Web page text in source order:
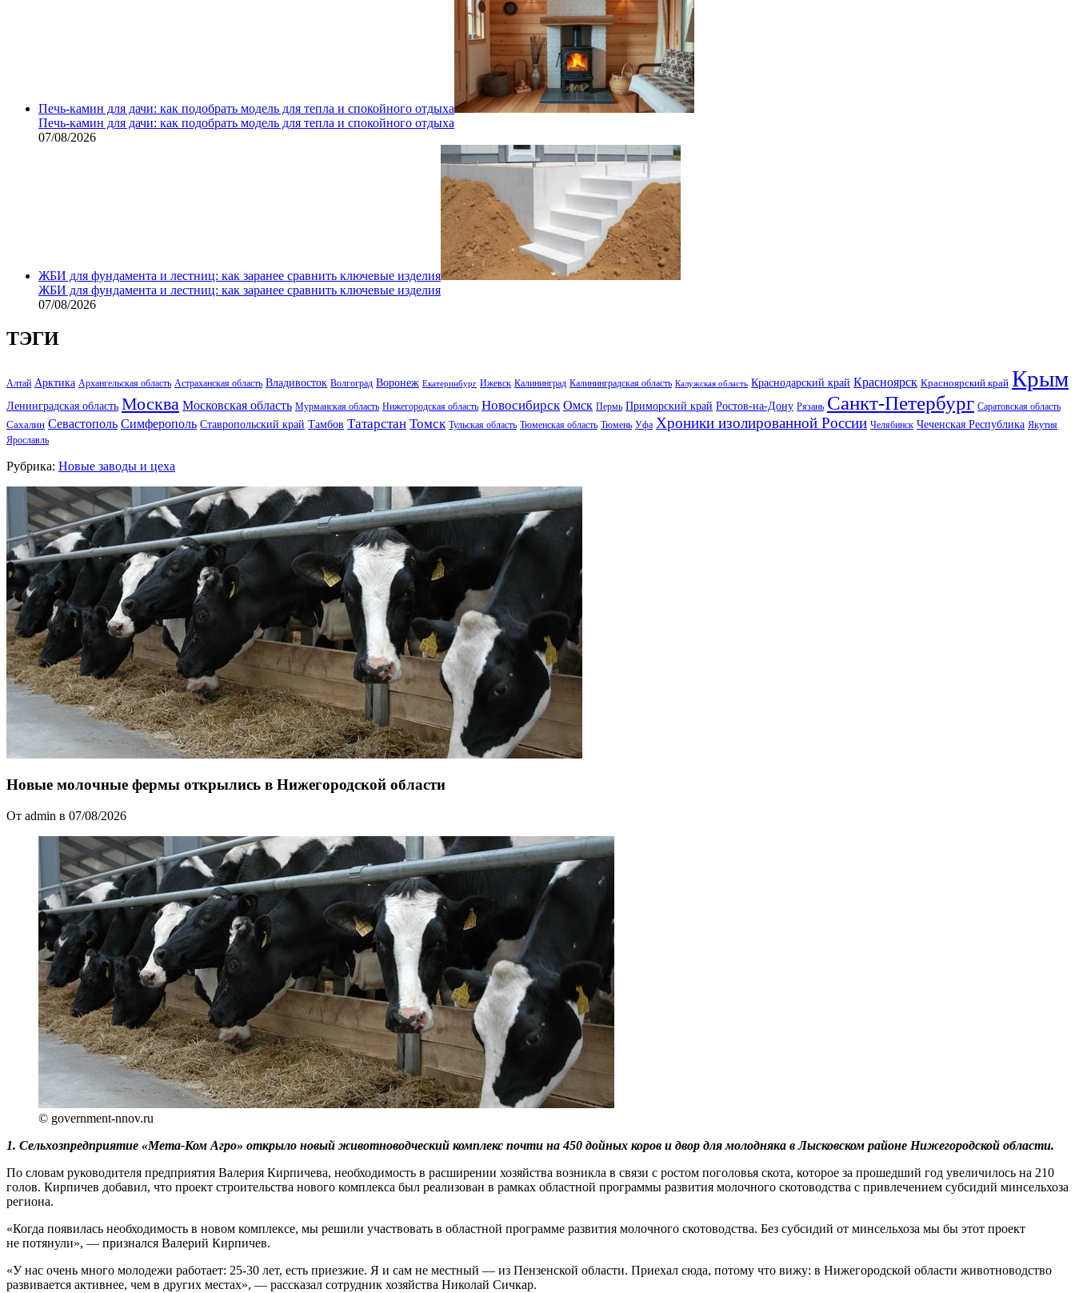
Печь-камин для дачи: как подобрать модель для тепла и спокойного отдыха
Печь-камин для дачи: как подобрать модель для тепла и спокойного отдыха
07/08/2026
ЖБИ для фундамента и лестниц: как заранее сравнить ключевые изделия
ЖБИ для фундамента и лестниц: как заранее сравнить ключевые изделия
07/08/2026
ТЭГИ
Алтай Арктика Архангельская область Астраханская область Владивосток Волгоград Воронеж Екатеринбург Ижевск Калининград Калининградская область Калужская область Краснодарский край Красноярск Красноярский край Крым
Ленинградская область Москва Московская область Мурманская область Нижегородская область Новосибирск Омск Пермь Приморский край Ростов-на-Дону Рязань Санкт-Петербург Саратовская область
Сахалин Севастополь Симферополь Ставропольский край Тамбов Татарстан Томск Тульская область Тюменская область Тюмень Уфа Хроники изолированной России Челябинск Чеченская Республика Якутия
Ярославль
Рубрика: Новые заводы и цеха
Новые молочные фермы открылись в Нижегородской области
От admin в 07/08/2026
© government-nnov.ru
1. Сельхозпредприятие «Мета-Ком Агро» открыло новый животноводческий комплекс почти на 450 дойных коров и двор для молодняка в Лысковском районе Нижегородской области.
По словам руководителя предприятия Валерия Кирпичева, необходимость в расширении хозяйства возникла в связи с ростом поголовья скота, которое за прошедший год увеличилось на 210
голов. Кирпичев добавил, что проект строительства нового комплекса был реализован в рамках областной программы развития молочного скотоводства с привлечением субсидий минсельхоза
региона.
«Когда появилась необходимость в новом комплексе, мы решили участвовать в областной программе развития молочного скотоводства. Без субсидий от минсельхоза мы бы этот проект
не потянули», — признался Валерий Кирпичев.
«У нас очень много молодежи работает: 25-30 лет, есть приезжие. Я и сам не местный — из Пензенской области. Приехал сюда, потому что вижу: в Нижегородской области животноводство
развивается активнее, чем в других местах», — рассказал сотрудник хозяйства Николай Сичкар.